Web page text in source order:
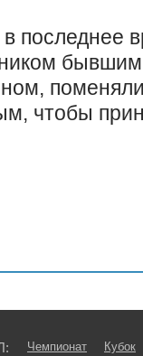
последнее
чтобы
Чемпионат Кубок